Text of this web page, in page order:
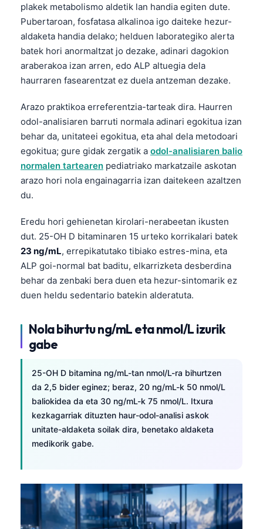
plakek metabolismo aldetik lan handia egiten dute.
Pubertaroan, fosfatasa alkalinoa igo daiteke hezur-
aldaketa handia delako; helduen laborategiko alerta
batek hori anormaltzat jo dezake, adinari dagokion
araberakoa izan arren, edo ALP altuegia dela
haurraren fasearentzat ez duela antzeman dezake.
Arazo praktikoa erreferentzia-tarteak dira. Haurren
odol-analisiaren barruti normala adinari egokitua izan
behar da, unitateei egokitua, eta ahal dela metodoari
egokitua; gure gidak zergatik a odol-analisiaren balio
normalen tartearen pediatriako markatzaile askotan
arazo hori nola engainagarria izan daitekeen azaltzen
du.
Eredu hori gehienetan kirolari-nerabeetan ikusten
dut. 25-OH D bitaminaren 15 urteko korrikalari batek
23 ng/mL, errepikatutako tibiako estres-mina, eta
ALP goi-normal bat baditu, elkarrizketa desberdina
behar da zenbaki bera duen eta hezur-sintomarik ez
duen heldu sedentario batekin alderatuta.
Nola bihurtu ng/mL eta nmol/L izurik
gabe
25-OH D bitamina ng/mL-tan nmol/L-ra bihurtzen
da 2,5 bider eginez; beraz, 20 ng/mL-k 50 nmol/L
baliokidea da eta 30 ng/mL-k 75 nmol/L. Itxura
kezkagarriak dituzten haur-odol-analisi askok
unitate-aldaketa soilak dira, benetako aldaketa
medikorik gabe.